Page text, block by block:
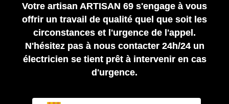
Votre artisan ARTISAN 69 s'engage à vous
offrir un travail de qualité quel que soit les
circonstances et l'urgence de l'appel.
N'hésitez pas à nous contacter 24h/24 un
électricien se tient prêt à intervenir en cas
d'urgence.